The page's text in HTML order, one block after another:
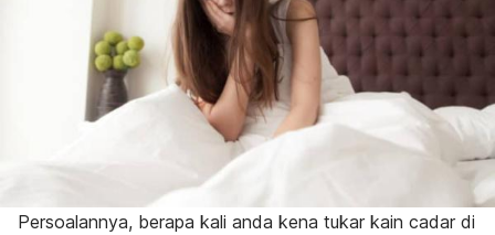
Persoalannya, berapa kali anda kena tukar kain cadar di